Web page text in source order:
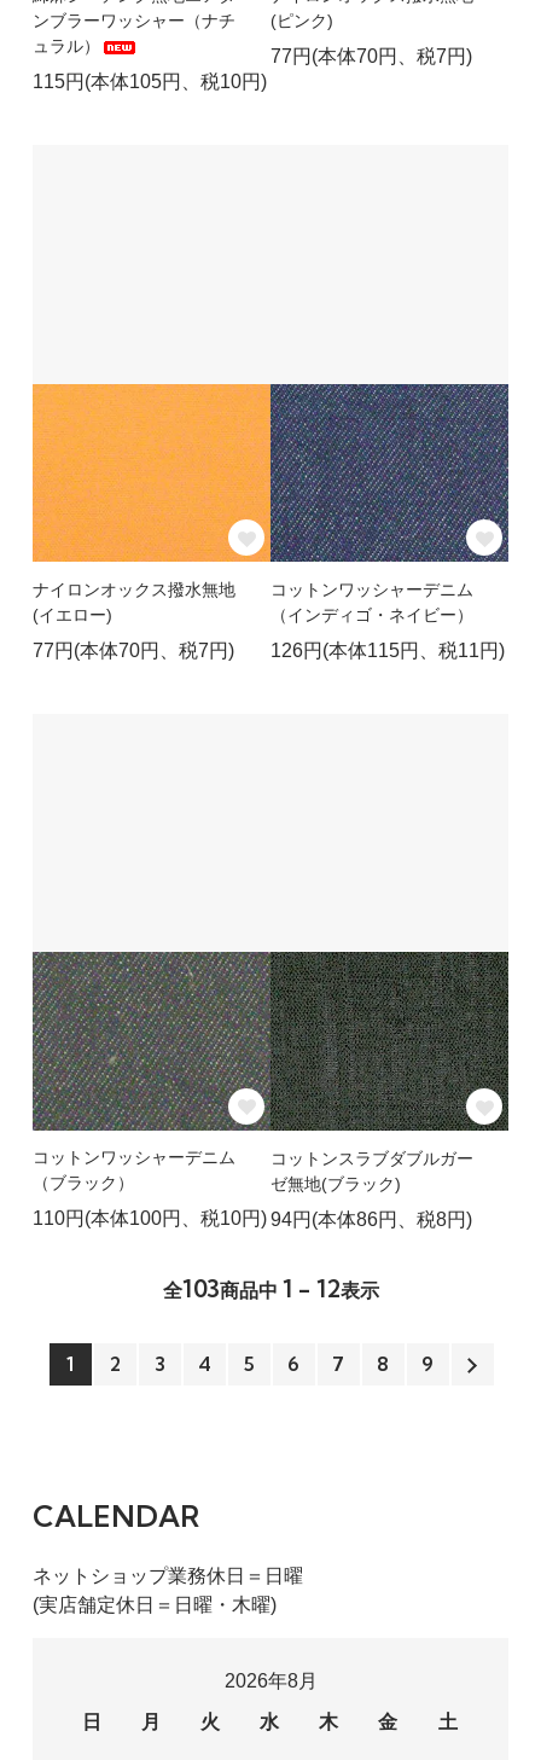
ンブラーワッシャー（ナチ
ュラル）
115円(本体105円、税10円)
(ピンク)
77円(本体70円、税7円)
ナイロンオックス撥水無地
(イエロー)
77円(本体70円、税7円)
コットンワッシャーデニム
（インディゴ・ネイビー）
126円(本体115円、税11円)
コットンワッシャーデニム
（ブラック）
110円(本体100円、税10円)
コットンスラブダブルガー
ゼ無地(ブラック)
94円(本体86円、税8円)
全103商品中 1 - 12表示
1 2 3 4 5 6 7 8 9
CALENDAR
ネットショップ業務休日＝日曜
(実店舗定休日＝日曜・木曜)
2026年8月
日
月 火 水 木 金 土